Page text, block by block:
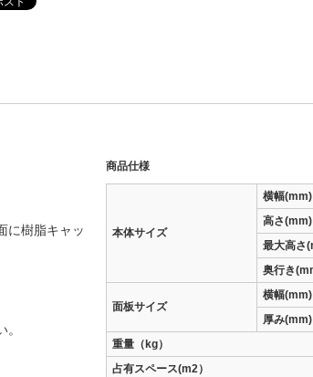
に樹脂キャッ
商品仕様
本体サイズ
横幅(mm)
高さ(mm)
最大高さ
奥行き
面板サイズ
横幅(mm)
厚み(mm)
重量（kg）
占有スペース(m2）